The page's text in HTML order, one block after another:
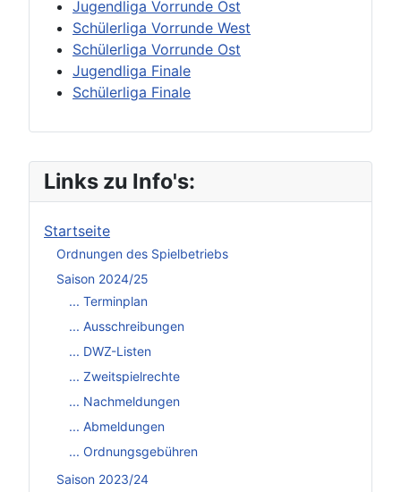
Links zu Info's:
Startseite
Ordnungen des Spielbetriebs
Saison 2024/25
... Terminplan
... Ausschreibungen
... DWZ-Listen
... Zweitspielrechte
... Nachmeldungen
... Abmeldungen
... Ordnungsgebühren
Saison 2023/24
Jugendliga Vorrunde Ost
Schülerliga Vorrunde West
Schülerliga Vorrunde Ost
Jugendliga Finale
Schülerliga Finale